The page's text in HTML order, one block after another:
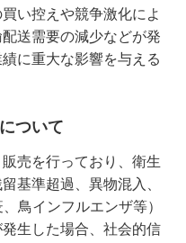
い控えや競争激化によ
送需要の減少などが発
に重大な影響を与える
ついて
売を行っており、衛生
基準超過、異物混入、
鳥インフルエンザ等）
生した場合、社会的信